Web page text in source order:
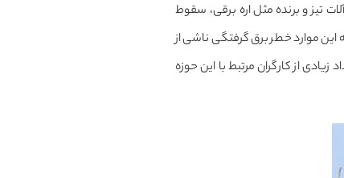
تیز و برنده مثل اره برقی، سقوط
موارد خطر برق گرفتگی ناشی از
از کارگران مرتبط با این حوزه